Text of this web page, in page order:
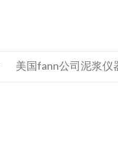
美国fann公司泥浆仪